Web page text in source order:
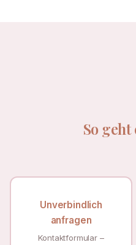
So
Unverbindlich
anfragen
Kontaktformular –